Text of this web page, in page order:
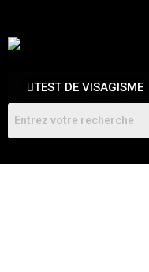
TEST DE VISAGISME